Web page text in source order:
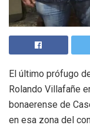
El último prófugo
Rolando Villafañe
bonaerense de
en esa zona del